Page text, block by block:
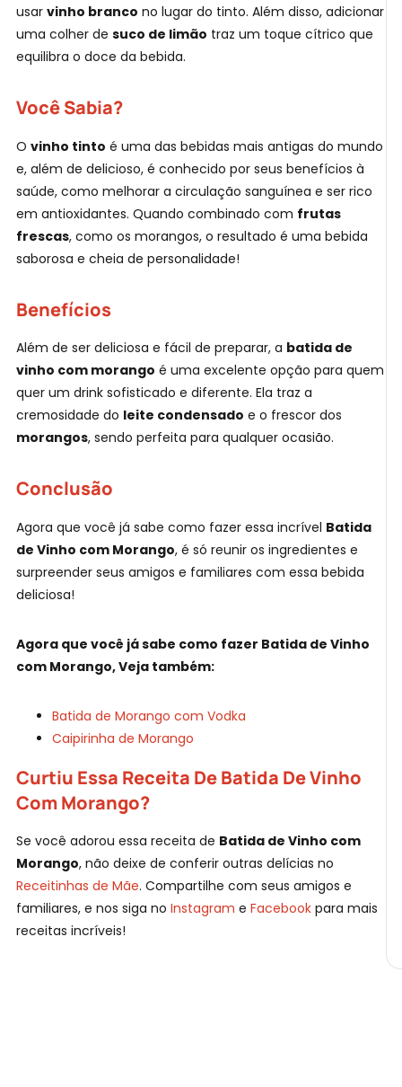
usar vinho branco no lugar do tinto. Além disso, adicionar
uma colher de suco de limão traz um toque cítrico que
equilibra o doce da bebida.
Você Sabia?
O vinho tinto é uma das bebidas mais antigas do mundo
e, além de delicioso, é conhecido por seus benefícios à
saúde, como melhorar a circulação sanguínea e ser rico
em antioxidantes. Quando combinado com frutas
frescas, como os morangos, o resultado é uma bebida
saborosa e cheia de personalidade!
Benefícios
Além de ser deliciosa e fácil de preparar, a batida de
vinho com morango é uma excelente opção para quem
quer um drink sofisticado e diferente. Ela traz a
cremosidade do leite condensado e o frescor dos
morangos, sendo perfeita para qualquer ocasião.
Conclusão
Agora que você já sabe como fazer essa incrível Batida
de Vinho com Morango, é só reunir os ingredientes e
surpreender seus amigos e familiares com essa bebida
deliciosa!
Agora que você já sabe como fazer Batida de Vinho
com Morango, Veja também:
Batida de Morango com Vodka
Caipirinha de Morango
Curtiu Essa Receita De Batida De Vinho
Com Morango?
Se você adorou essa receita de Batida de Vinho com
Morango, não deixe de conferir outras delícias no
Receitinhas de Mãe. Compartilhe com seus amigos e
familiares, e nos siga no Instagram e Facebook para mais
receitas incríveis!